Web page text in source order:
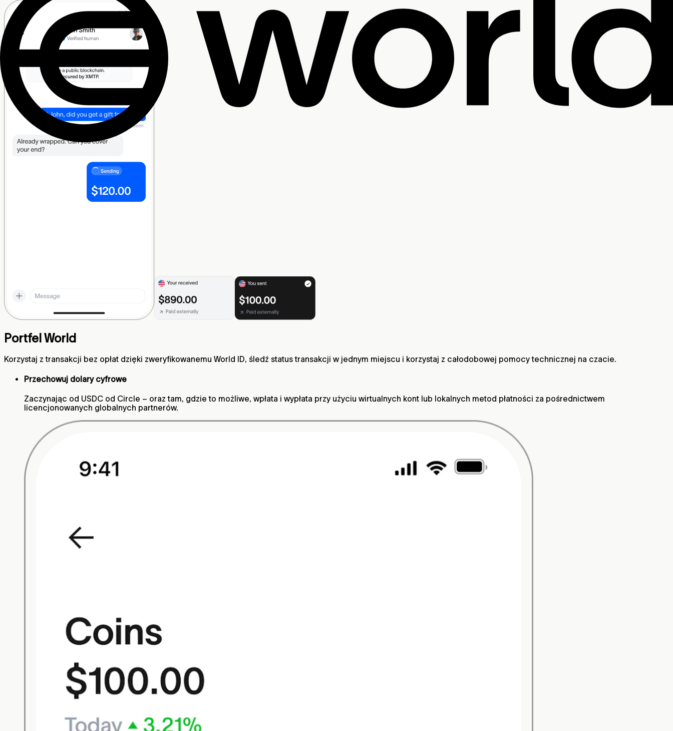
Portfel World
Korzystaj z transakcji bez opłat dzięki zweryfikowanemu World ID, śledź status transakcji w jednym miejscu i korzystaj z całodobowej pomocy technicznej na czacie.
Przechowuj dolary cyfrowe
Zaczynając od USDC od Circle – oraz tam, gdzie to możliwe, wpłata i wypłata przy użyciu wirtualnych kont lub lokalnych metod płatności za pośrednictwem
licencjonowanych globalnych partnerów.